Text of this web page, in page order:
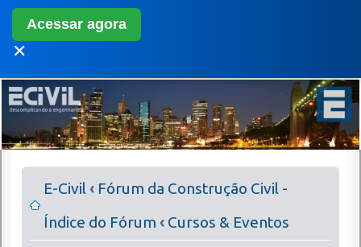
Acessar agora
✕
E-Civil‹ Fórum da Construção Civil -
Índice do Fórum ‹ Cursos & Eventos